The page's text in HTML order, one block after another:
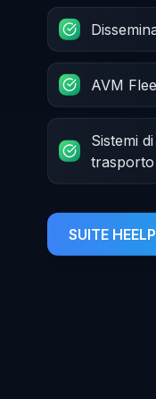
AVM
Sistemi
SUITE